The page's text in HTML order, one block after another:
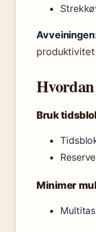
Bruk
Minimer